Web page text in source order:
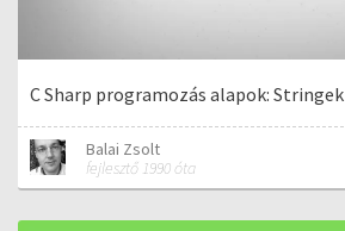
C Sharp programozás alapok: Stringek
Balai Zsolt
fejlesztő 1990 óta